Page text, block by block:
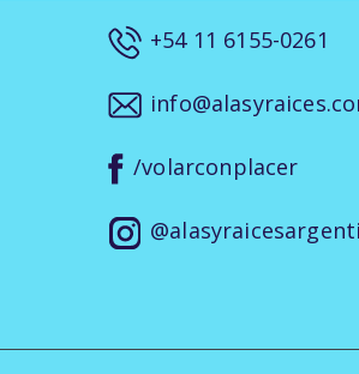
+54 11 6155-0261
/volarconplacer